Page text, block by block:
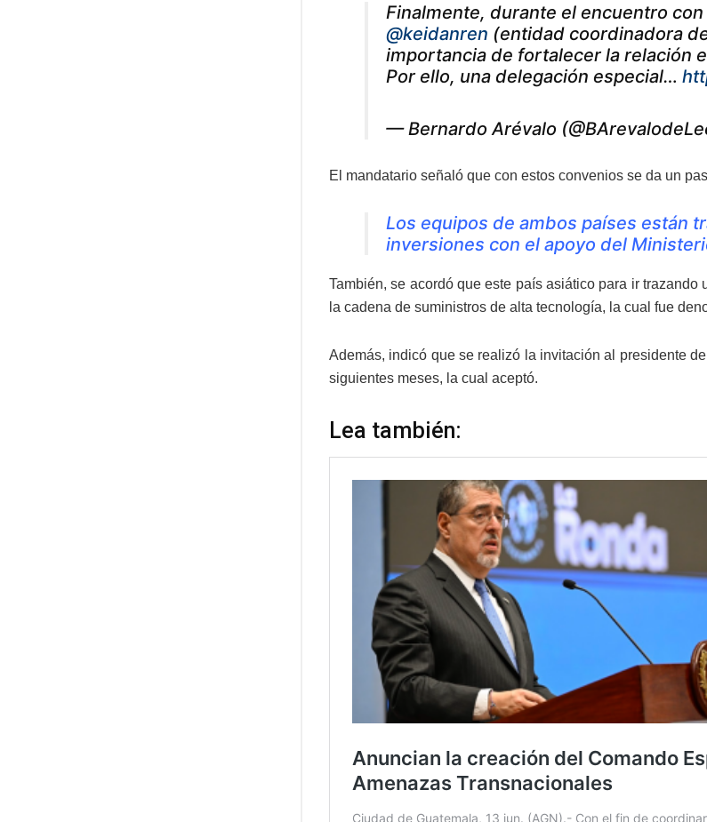
Finalmente, durante el encuentro
@keidanren (entidad coordinadora
importancia de fortalecer la relación
Por ello, una delegación especial…
— Bernardo Arévalo
El mandatario señaló que con estos convenios se da un
Los equipos de ambos países están
inversiones con el apoyo del
También, se acordó que este país asiático para ir
la cadena de suministros de alta tecnología, la cual fue
Además, indicó que se realizó la invitación al presidente
siguientes meses, la cual aceptó.
Lea también: